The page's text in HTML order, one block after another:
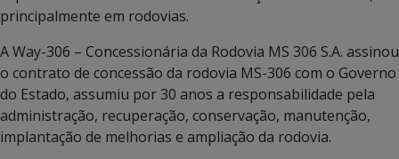
principalmente em rodovias.
A Way-306 – Concessionária da Rodovia MS 306 S.A. assinou
o contrato de concessão da rodovia MS-306 com o Governo
do Estado, assumiu por 30 anos a responsabilidade pela
administração, recuperação, conservação, manutenção,
implantação de melhorias e ampliação da rodovia.